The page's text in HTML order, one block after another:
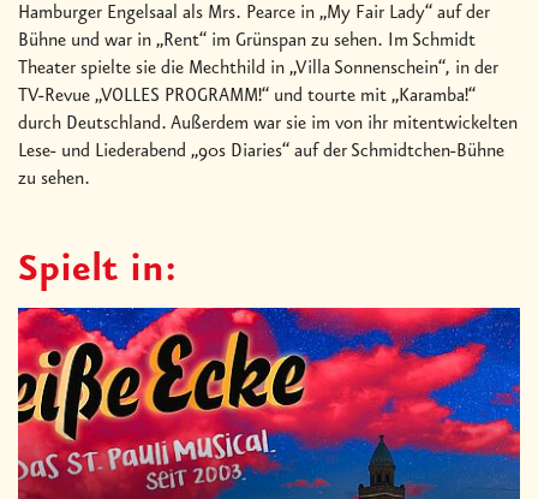
Hamburger Engelsaal als Mrs. Pearce in „My Fair Lady“ auf der
Bühne und war in „Rent“ im Grünspan zu sehen. Im Schmidt
Theater spielte sie die Mechthild in „Villa Sonnenschein“, in der
TV-Revue „VOLLES PROGRAMM!“ und tourte mit „Karamba!“
durch Deutschland. Außerdem war sie im von ihr mitentwickelten
Lese- und Liederabend „90s Diaries“ auf der Schmidtchen-Bühne
zu sehen.
Spielt in: